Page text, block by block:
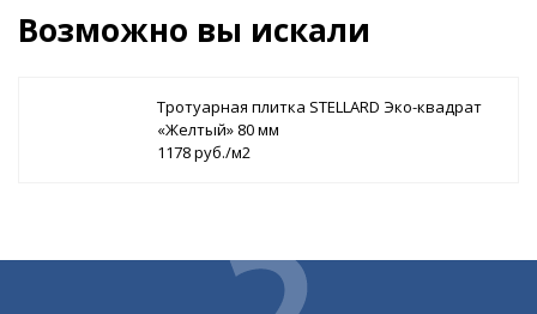
Возможно вы искали
Тротуарная плитка STELLARD Эко-квадрат
«Желтый» 80 мм
1178 руб./м2